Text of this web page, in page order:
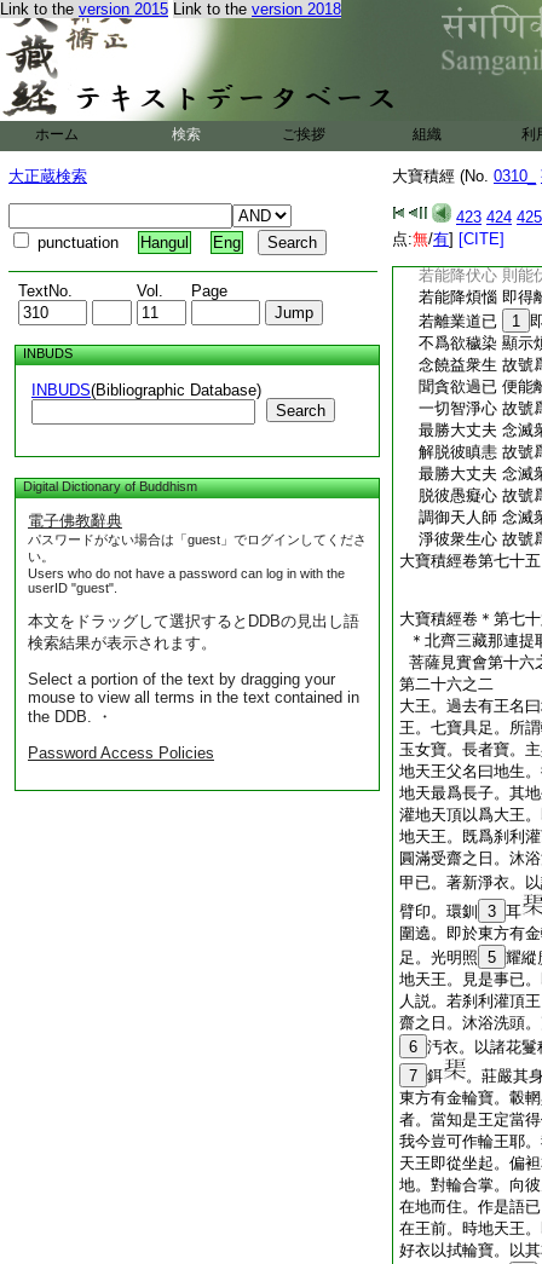
Link to the version 2015 Link to the version 2018
ホーム 検索 ご挨拶 組織 利
大正蔵検索
punctuation Hangul Eng
TextNo. Vol. Page
INBUDS
INBUDS(Bibliographic Database)
Search
Digital Dictionary of Buddhism
電子佛教辭典
パスワードがない場合は「guest」でログインしてくださ
い。
Users who do not have a password can log in with the
userID "guest".
本文をドラッグして選択するとDDBの見出し語
検索結果が表示されます。
Select a portion of the text by dragging your
mouse to view all terms in the text contained in
the DDB. ・
Password Access Policies
大寶積經 (No. 0310_
423 424 425
点:無/有] [CITE]
帝釋分坐共治天事
閻浮提遂便終沒。
如上衆事。汝於未
富自在。貪求無厭
惑之心。爾時無量
大王。是故當知諸
如是應當繋心正觀
説偈言
常樂法自在 數數
貪欲自在中 智心
離欲自在已 住法
若能降伏心 則能
若能降煩惱 即得
若離業道已
1
不爲欲穢染 顯示
念饒益衆生 故號
聞貪欲過已 便能
一切智淨心 故號
最勝大丈夫 念滅
解脱彼瞋恚 故號
最勝大丈夫 念滅
脱彼愚癡心 故號
調御天人師 念滅
淨彼衆生心 故號
大寶積經卷第七十五
大寶積經卷＊第七
＊北齊三藏那連提
菩薩見實會第十六
第二十六之二
大王。過去有王名
王。七寶具足。所
玉女寶。長者寶。
地天王父名曰地生
地天最爲長子。其
灌地天頂以爲大王
地天王。既爲刹利
圓滿受齋之日。沐
甲已。著新淨衣。
臂印。環釧 3 耳
圍遶。即於東方有
足。光明照 5 耀縱
地天王。見是事已
人説。若刹利灌頂
齋之日。沐浴洗頭
6 汚衣。以諸花
7 鉺
。莊嚴其
東方有金輪寶。轂
者。當知是王定當
我今豈可作輪王耶
天王即從坐起。偏
地。對輪合掌。向
在地而住。作是語
在王前。時地天王
好衣以拭輪寶。以